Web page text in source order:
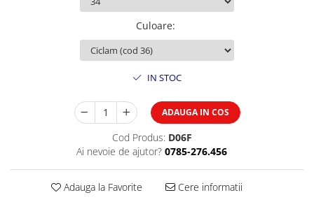
Culoare:
IN STOC
ADAUGA IN COS
Cod Produs: D06F
Ai nevoie de ajutor? 0785-276.456
Adauga la Favorite Cere informatii